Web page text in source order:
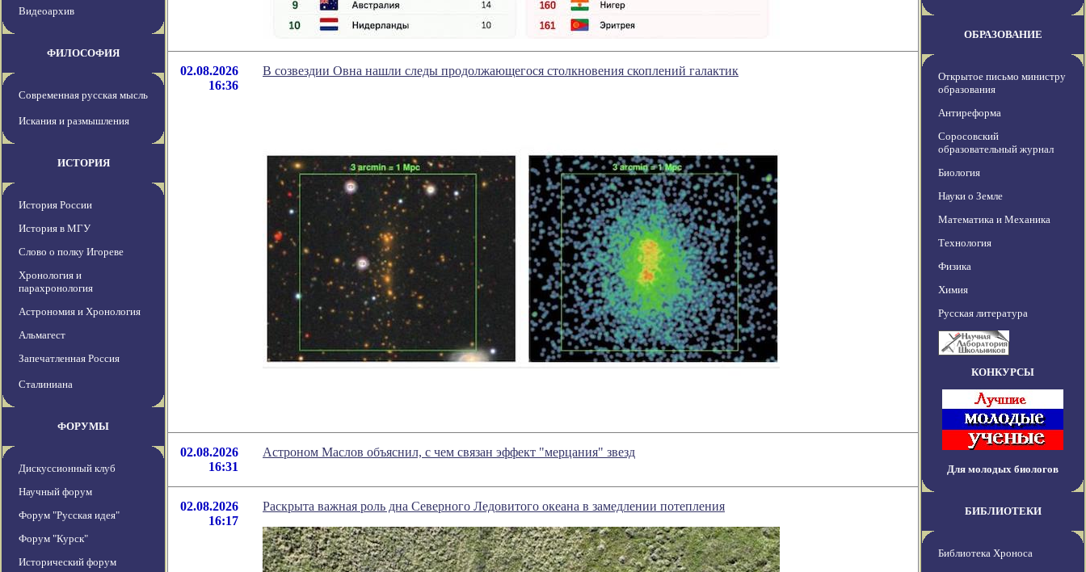
Видеоархив
ФИЛОСОФИЯ
Современная русская мысль
Искания и размышления
ИСТОРИЯ
История России
История в МГУ
Слово о полку Игореве
Хронология и
парахронология
Астрономия и Хронология
Альмагест
Запечатленная Россия
Сталиниана
ФОРУМЫ
Дискуссионный клуб
Научный форум
Форум "Русская идея"
Форум "Курск"
Исторический форум
02.08.2026
16:36
В созвездии Овна нашли следы продолжающегося столкновения скоплений галактик
02.08.2026
16:31
Астроном Маслов объяснил, с чем связан эффект "мерцания" звезд
02.08.2026
16:17
Раскрыта важная роль дна Северного Ледовитого океана в замедлении потепления
ОБРАЗОВАНИЕ
Открытое письмо министру
образования
Антиреформа
Соросовский
образовательный журнал
Биология
Науки о Земле
Математика и Механика
Технология
Физика
Химия
Русская литература
КОНКУРСЫ
Для молодых биологов
БИБЛИОТЕКИ
Библиотека Хроноса